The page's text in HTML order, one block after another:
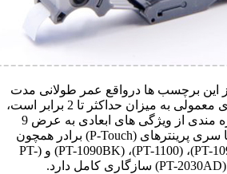
این برچسب ها درواقع عمر طولانی مدت
آنها نسبت به برچسب های معمولی به میزان حداکثر تا 2 برابر است،
همچنین این لیبل ها با بهره مندی از ویژگی های ابعادی به عرض 9
میلی متر و طول 8 متر با سری پرینترهای (P-Touch) برادر همچون
PT-)، (PT-1100)، (PT-1090BK) و (PT-
PT-2030AD) سازگاری کامل دارد.